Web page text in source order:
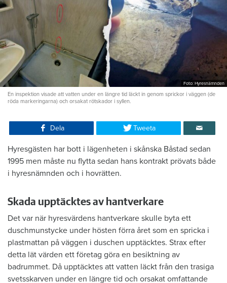
Foto: Hyresnämnden
En inspektion visade att vatten under en längre tid läckt in genom sprickor i väggen (de
röda markeringarna) och orsakat rötskador i syllen.
Dela Tweeta
Hyresgästen har bott i lägenheten i skånska Båstad sedan
1995 men måste nu flytta sedan hans kontrakt prövats både
i hyresnämnden och i hovrätten.
Skada upptäcktes av hantverkare
Det var när hyresvärdens hantverkare skulle byta ett
duschmunstycke under hösten förra året som en spricka i
plastmattan på väggen i duschen upptäcktes. Strax efter
detta lät värden ett företag göra en besiktning av
badrummet. Då upptäcktes att vatten läckt från den trasiga
svetsskarven under en längre tid och orsakat omfattande